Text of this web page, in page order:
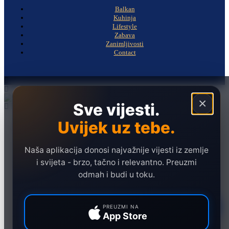
Balkan
Kuhinja
Lifestyle
Zabava
Zanimljivosti
Contact
×
Sve vijesti.
Uvijek uz tebe.
Naša aplikacija donosi najvažnije vijesti iz zemlje
i svijeta - brzo, tačno i relevantno. Preuzmi
odmah i budi u toku.
PREUZMI NA
App Store
Društvo
Hronika
Sport